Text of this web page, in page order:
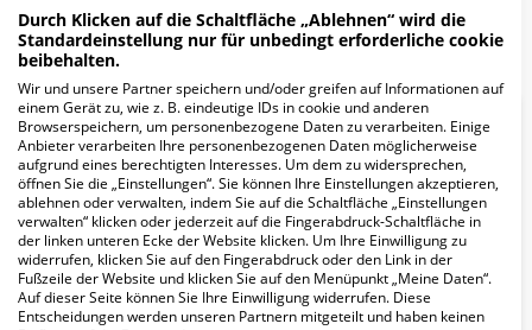
Mehr Informationen
FAQ
Hier ﬁnden Sie häuﬁg gestellte Fragen zu dieser Klinik.
Wie lautet die Adresse von REGIOMED MVZ
Coburg Standort Seßlach?
Durch Klicken auf die Schaltfläche „Ablehnen“ wird die
Standardeinstellung nur für unbedingt erforderliche cookie
beibehalten.
Wir und unsere Partner speichern und/oder greifen auf Informationen auf
einem Gerät zu, wie z. B. eindeutige IDs in cookie und anderen
Browserspeichern, um personenbezogene Daten zu verarbeiten. Einige
Anbieter verarbeiten Ihre personenbezogenen Daten möglicherweise
aufgrund eines berechtigten Interesses. Um dem zu widersprechen,
öffnen Sie die „Einstellungen“. Sie können Ihre Einstellungen akzeptieren,
ablehnen oder verwalten, indem Sie auf die Schaltfläche „Einstellungen
verwalten“ klicken oder jederzeit auf die Fingerabdruck-Schaltfläche in
der linken unteren Ecke der Website klicken. Um Ihre Einwilligung zu
widerrufen, klicken Sie auf den Fingerabdruck oder den Link in der
Fußzeile der Website und klicken Sie auf den Menüpunkt „Meine Daten“.
Auf dieser Seite können Sie Ihre Einwilligung widerrufen. Diese
Entscheidungen werden unseren Partnern mitgeteilt und haben keinen